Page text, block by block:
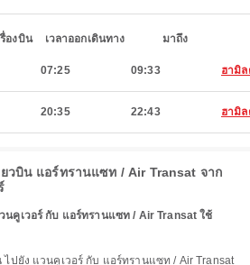
องบิน เวลาออกเดินทาง มาถึง
07:25 09:33 ฮามิ
20:35 22:43 ฮามิ
วบิน แอร์ทรานแซท / Air Transat จาก
นคูเวอร์ กับ แอร์ทรานแซท / Air Transat ใช้